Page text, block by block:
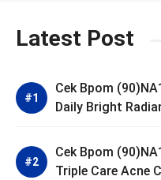
Latest Post
Cek Bpom
Daily Bright
Cek Bpom
Triple Care Acne